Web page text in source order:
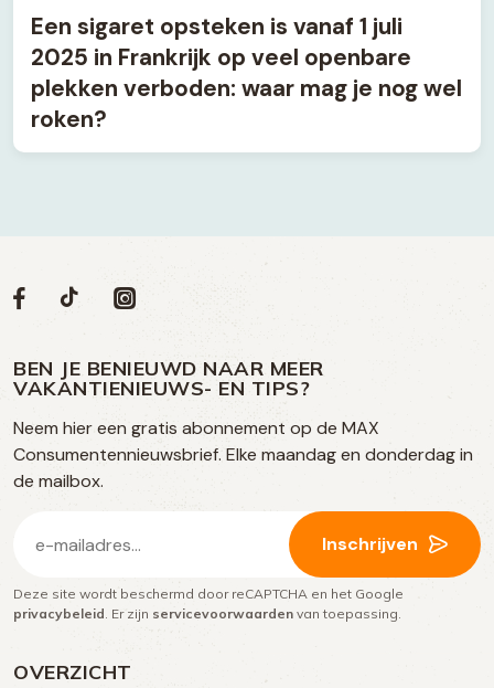
Een sigaret opsteken is vanaf 1 juli
2025 in Frankrijk op veel openbare
plekken verboden: waar mag je nog wel
roken?
OVERZICHT
Volg
op
social
media
Social
Volg
op
Facebook
Volg
op
TikTok
Volg
op
Instagram
BEN JE BENIEUWD NAAR MEER
VAKANTIENIEUWS- EN TIPS?
Neem hier een gratis abonnement op de MAX
Consumentennieuwsbrief. Elke maandag en donderdag in
de mailbox.
mailadres
(Vereist)
Inschrijven
Deze site wordt beschermd door reCAPTCHA en het Google
privacybeleid . Er zijn servicevoorwaarden van toepassing.